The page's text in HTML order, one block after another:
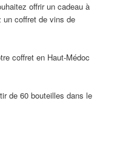
offrir un cadeau à
coffret de vins de
coffret en Haut-Médoc
de 60 bouteilles dans le